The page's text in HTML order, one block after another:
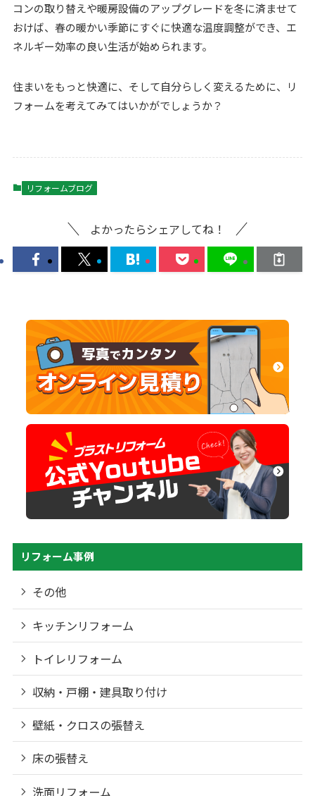
コンの取り替えや暖房設備のアップグレードを冬に済ませて
おけば、春の暖かい季節にすぐに快適な温度調整ができ、エ
ネルギー効率の良い生活が始められます。
住まいをもっと快適に、そして自分らしく変えるために、リ
フォームを考えてみてはいかがでしょうか？
リフォームブログ
よかったらシェアしてね！
リフォーム事例
その他
キッチンリフォーム
トイレリフォーム
収納・戸棚・建具取り付け
壁紙・クロスの張替え
床の張替え
洗面リフォーム